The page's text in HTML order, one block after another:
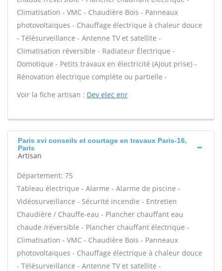
Climatisation - VMC - Chaudière Bois - Panneaux
photovoltaïques - Chauffage électrique à chaleur douce
- Télésurveillance - Antenne TV et satellite -
Climatisation réversible - Radiateur Électrique -
Domotique - Petits travaux en électricité (Ajout prise) -
Rénovation électrique complète ou partielle -
Voir la fiche artisan : Dev elec enr
Paris xvi conseils et courtage en travaux Paris-16,
Paris
Artisan
Département: 75
Tableau électrique - Alarme - Alarme de piscine -
Vidéosurveillance - Sécurité incendie - Entretien
Chaudière / Chauffe-eau - Plancher chauffant eau
chaude /réversible - Plancher chauffant électrique -
Climatisation - VMC - Chaudière Bois - Panneaux
photovoltaïques - Chauffage électrique à chaleur douce
- Télésurveillance - Antenne TV et satellite -